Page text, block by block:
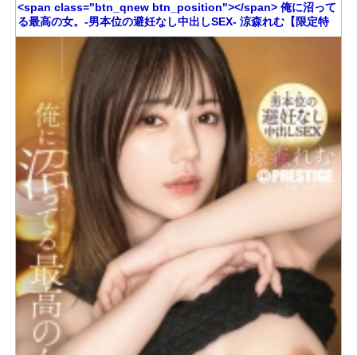
<span class="btn_qnew btn_position"></span> 俺に沼って
る最高の女。-男本位の避妊なし中出しSEX- 涼森れむ【限定特
典映像15分付き】